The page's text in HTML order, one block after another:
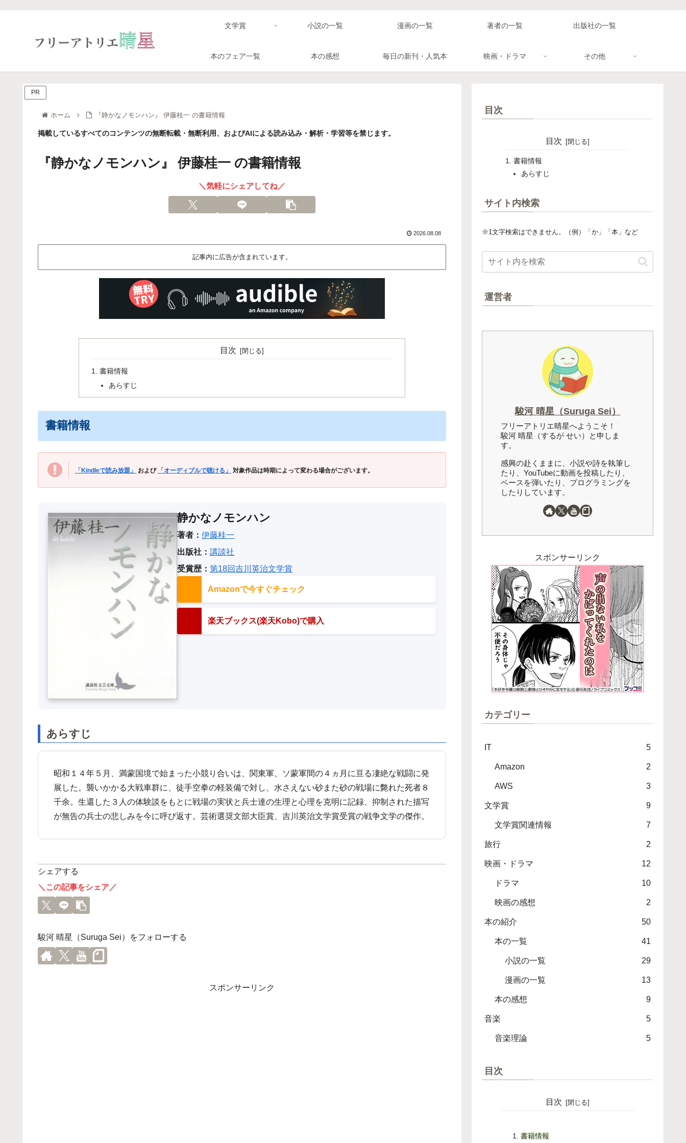
文学賞 小説の一覧 漫画の一覧 著者の一覧 出版社の一覧
本のフェア一覧 本の感想 毎日の新刊・人気本 映画・ドラマ その他
ホーム 『静かなノモンハン』 伊藤桂一 の書籍情報
掲載しているすべてのコンテンツの無断転載・無断利用、およびAIによる読み込み・解析・学習等を禁じます。
『静かなノモンハン』 伊藤桂一 の書籍情報
＼気軽にシェアしてね／
2026.08.08
記事内に広告が含まれています。
PR
目次
書籍情報
あらすじ
書籍情報
「Kindleで読み放題」 および 「オーディブルで聴ける」 対象作品は時期によって変わる場合がございます。
静かなノモンハン
著者：伊藤桂一
出版社：講談社
受賞歴：第18回吉川英治文学賞
Amazonで今すぐチェック
楽天ブックス(楽天Kobo)で購入
あらすじ
昭和１４年５月、満蒙国境で始まった小競り合いは、関東軍、ソ蒙軍間の４ヵ月に亘る凄絶な戦闘に発
展した。襲いかかる大戦車群に、徒手空拳の軽装備で対し、水さえない砂また砂の戦場に斃れた死者８
千余。生還した３人の体験談をもとに戦場の実状と兵士達の生理と心理を克明に記録、抑制された描写
が無告の兵士の悲しみを今に呼び返す。芸術選奨文部大臣賞、吉川英治文学賞受賞の戦争文学の傑作。
シェアする
＼この記事をシェア／
駿河 晴星（Suruga Sei）をフォローする
スポンサーリンク
目次
目次
書籍情報
あらすじ
サイト内検索
※1文字検索はできません。（例）「か」「本」など
運営者
駿河 晴星（Suruga Sei）
フリーアトリエ晴星へようこそ！
駿河 晴星（するが せい）と申しま
す。
感興の赴くままに、小説や詩を執筆し
たり、YouTubeに動画を投稿したり、
ベースを弾いたり、プログラミングを
したりしています。
スポンサーリンク
カテゴリー
IT 5
Amazon 2
AWS 3
文学賞 9
文学賞関連情報 7
旅行 2
映画・ドラマ 12
ドラマ 10
映画の感想 2
本の紹介 50
本の一覧 41
小説の一覧 29
漫画の一覧 13
本の感想 9
音楽 5
音楽理論 5
目次
目次
書籍情報